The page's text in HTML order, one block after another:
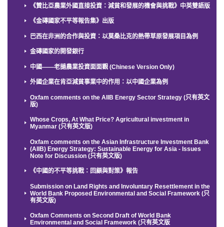
《贊比亞農業外國直接投資：減貧和發展的機會與挑戰》中英雙語版
《金磚國家不平等報告集》出版
巴西在非洲的合作與投資：以莫桑比克的熱帶草原發展項目為例
金磚國家的開發銀行
中國——老撾農業投資面面觀 (Chinese Version Only)
外國企業在肯亞減貧事業中的作用：以中國企業為例
Oxfam comments on the AIIB Energy Sector Strategy (只有英文
版)
Whose Crops, At What Price? Agricultural investment in
Myanmar (只有英文版)
Oxfam comments on the Asian Infrastructure Investment Bank
(AIIB) Energy Strategy: Sustainable Energy for Asia - Issues
Note for Discussion (只有英文版)
《中國的不平等挑戰：回顧與對策》報告
Submission on Land Rights and Involuntary Resettlement in the
World Bank Proposed Environmental and Social Framework (只
有英文版)
Oxfam Comments on Second Draft of World Bank
Environmental and Social Framework (只有英文版